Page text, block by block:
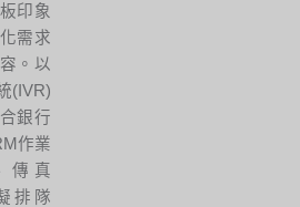
印象
需求
。以
(IVR)
銀行
作業
傳真
排隊